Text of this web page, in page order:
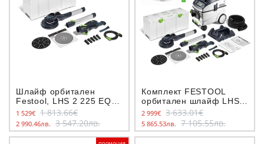
Шлайф орбитален
Festool, LHS 2 225 EQI-
Plus
1 529€ 1 813.66€
2 990.46лв. 3 547.20лв.
Комплект FESTOOL
орбитален шлайф LHS 2
225 EQI-Plus,
прахосмукачка CTL 36
EI AC, предфилтър CT-
VA
2 999€ 3 633.01€
5 865.53лв. 7 105.55лв.